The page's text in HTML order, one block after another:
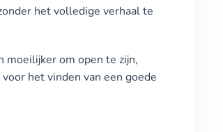
het volledige verhaal te
moeilijker om open te zijn,
het vinden van een goede